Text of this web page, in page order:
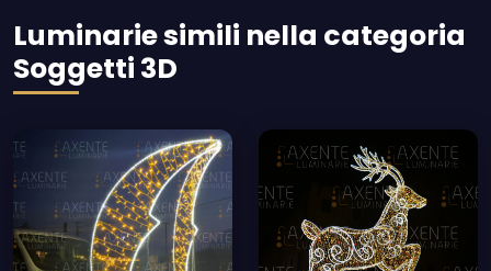
Luminarie simili nella categoria
Soggetti 3D